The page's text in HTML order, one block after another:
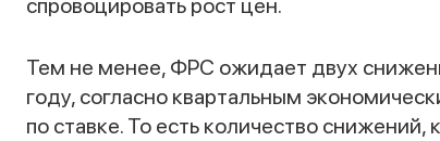
спровоцировать рост цен.
Тем не менее, ФРС ожидает двух
году, согласно квартальным
по ставке. То есть количество